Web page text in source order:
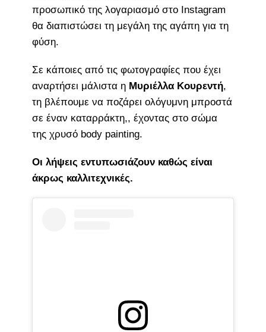
προσωπικό της λογαριασμό στο Instagram
θα διαπιστώσει τη μεγάλη της αγάπη για τη
φύση.
Σε κάποιες από τις φωτογραφίες που έχει
αναρτήσει μάλιστα η Μυριέλλα Κουρεντή,
τη βλέπουμε να ποζάρει ολόγυμνη μπροστά
σε έναν καταρράκτη,, έχοντας στο σώμα
της χρυσό body painting.
Οι λήψεις εντυπωσιάζουν καθώς είναι
άκρως καλλιτεχνικές.